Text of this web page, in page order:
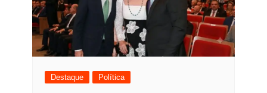
Destaque Política